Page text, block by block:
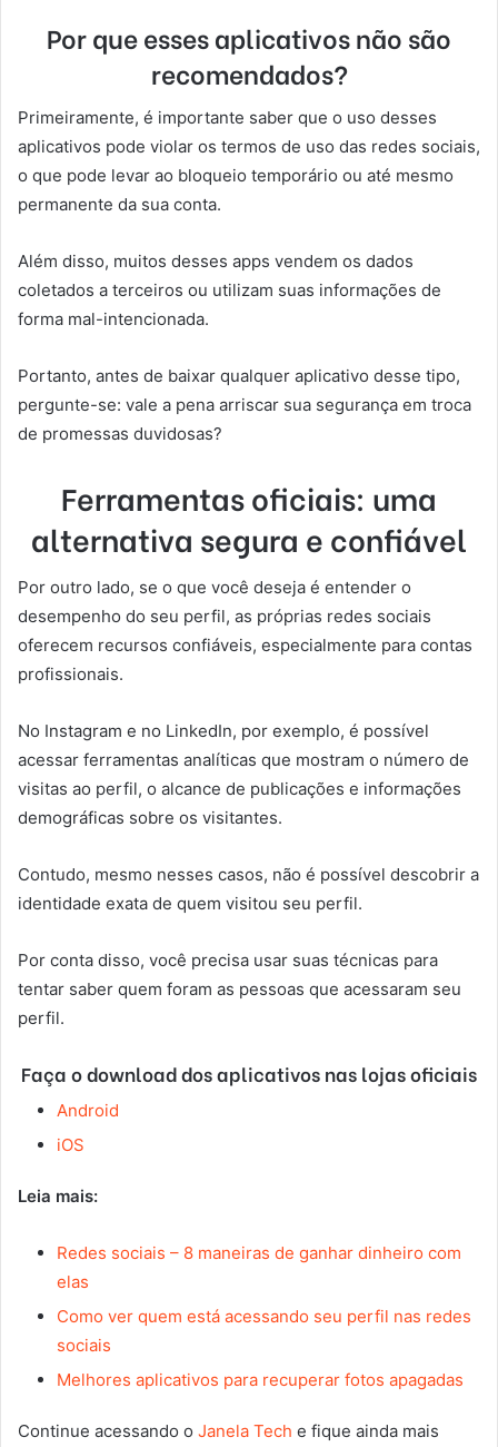
Por que esses aplicativos não são
recomendados?
Primeiramente, é importante saber que o uso desses
aplicativos pode violar os termos de uso das redes sociais,
o que pode levar ao bloqueio temporário ou até mesmo
permanente da sua conta.
Além disso, muitos desses apps vendem os dados
coletados a terceiros ou utilizam suas informações de
forma mal-intencionada.
Portanto, antes de baixar qualquer aplicativo desse tipo,
pergunte-se: vale a pena arriscar sua segurança em troca
de promessas duvidosas?
Ferramentas oficiais: uma
alternativa segura e confiável
Por outro lado, se o que você deseja é entender o
desempenho do seu perfil, as próprias redes sociais
oferecem recursos confiáveis, especialmente para contas
profissionais.
No Instagram e no LinkedIn, por exemplo, é possível
acessar ferramentas analíticas que mostram o número de
visitas ao perfil, o alcance de publicações e informações
demográficas sobre os visitantes.
Contudo, mesmo nesses casos, não é possível descobrir a
identidade exata de quem visitou seu perfil.
Por conta disso, você precisa usar suas técnicas para
tentar saber quem foram as pessoas que acessaram seu
perfil.
Faça o download dos aplicativos nas lojas oficiais
Android
iOS
Leia mais:
Redes sociais – 8 maneiras de ganhar dinheiro com
elas
Como ver quem está acessando seu perfil nas redes
sociais
Melhores aplicativos para recuperar fotos apagadas
Continue acessando o Janela Tech e fique ainda mais